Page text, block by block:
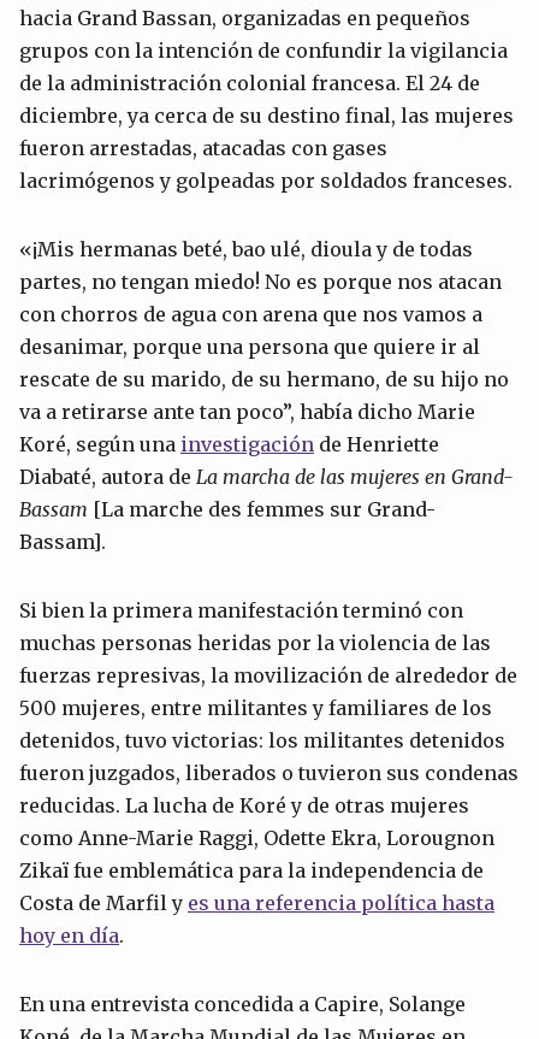
hacia Grand Bassan, organizadas en pequeños
grupos con la intención de confundir la vigilancia
de la administración colonial francesa. El 24 de
diciembre, ya cerca de su destino final, las mujeres
fueron arrestadas, atacadas con gases
lacrimógenos y golpeadas por soldados franceses.
«¡Mis hermanas beté, bao ulé, dioula y de todas
partes, no tengan miedo! No es porque nos atacan
con chorros de agua con arena que nos vamos a
desanimar, porque una persona que quiere ir al
rescate de su marido, de su hermano, de su hijo no
va a retirarse ante tan poco”, había dicho Marie
Koré, según una investigación de Henriette
Diabaté, autora de La marcha de las mujeres en Grand-
Bassam [La marche des femmes sur Grand-
Bassam].
Si bien la primera manifestación terminó con
muchas personas heridas por la violencia de las
fuerzas represivas, la movilización de alrededor de
500 mujeres, entre militantes y familiares de los
detenidos, tuvo victorias: los militantes detenidos
fueron juzgados, liberados o tuvieron sus condenas
reducidas. La lucha de Koré y de otras mujeres
como Anne-Marie Raggi, Odette Ekra, Lorougnon
Zikaï fue emblemática para la independencia de
Costa de Marfil y es una referencia política hasta
hoy en día.
En una entrevista concedida a Capire, Solange